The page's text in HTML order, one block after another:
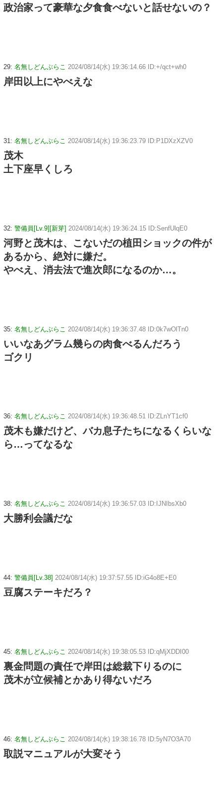
政治家って豪華な夕食食べないと話せないの？
29: 名無しどんぶらこ 2024/08/14(水) 19:36:14.66 ID:+/qct+wh0
岸田以上にやべえな
31: 名無しどんぶらこ 2024/08/14(水) 19:36:23.79 ID:P1DXzXZV0
茂木
土下座早くしろ
32: 警備員[Lv.9][新芽] 2024/08/14(水) 19:36:24.15 ID:SenfUlqE0
河野と茂木は、こないだの植田ショックの件が
あるから、絶対に嫌だ。
やべえ、消去法で進次郎になるのか…。
35: 名無しどんぶらこ 2024/08/14(水) 19:36:37.48 ID:0k7wOlTn0
いいなあグラム幾らの肉食べるんだろう
ゴクリ
36: 名無しどんぶらこ 2024/08/14(水) 19:36:48.51 ID:ZLnYT1cf0
茂木も嫌だけど、バカ息子たちになるくらいな
ら…ってなるな
38: 名無しどんぶらこ 2024/08/14(水) 19:36:57.03 ID:IJNIbsXb0
大勝利会議だな
44: 警備員[Lv.38] 2024/08/14(水) 19:37:57.55 ID:iG4o8E+E0
豆腐ステーキだろ？
45: 名無しどんぶらこ 2024/08/14(水) 19:38:05.53 ID:qMjXDDI00
裏金問題の責任で岸田は総裁下りるのに
茂木が立候補とかあり得ないだろ
46: 名無しどんぶらこ 2024/08/14(水) 19:38:16.78 ID:5yN7O3A70
取説マニュアルが大変そう